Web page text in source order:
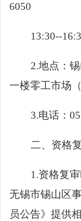
6050
13:30--
2.地点：
一楼零工市场
3.电话：
二、资格
1.资格复
无锡市锡山区
员公告》提供